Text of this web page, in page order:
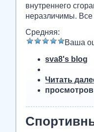
внутреннего
неразличимы.
Средняя:
Ваша
sva8's blog
Читать